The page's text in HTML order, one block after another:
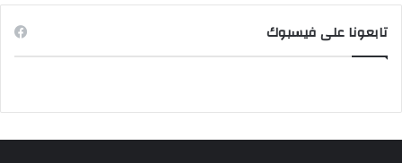
تابعونا على فيسبوك